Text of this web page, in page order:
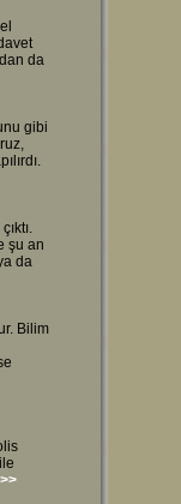
da
gibi
şu an
da
Bilim